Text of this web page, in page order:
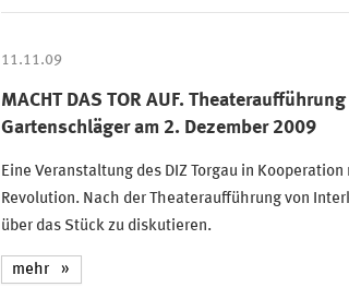
11.11.09
MACHT DAS TOR AUF.
Gartenschläger am 2. Dezember 2009
Eine Veranstaltung des DIZ Torgau in
Revolution. Nach der Theateraufführung von
über das Stück zu diskutieren.
mehr